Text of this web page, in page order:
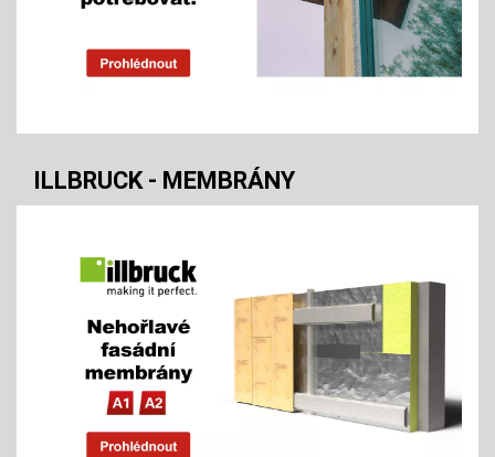
ILLBRUCK - MEMBRÁNY